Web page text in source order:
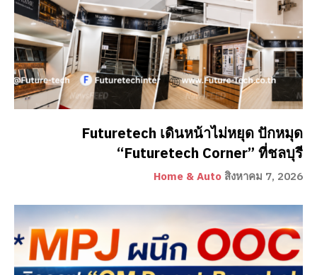
Futuretech เดินหน้าไม่หยุด ปักหมุด
“Futuretech Corner” ที่ชลบุรี
Home & Auto สิงหาคม 7, 2026